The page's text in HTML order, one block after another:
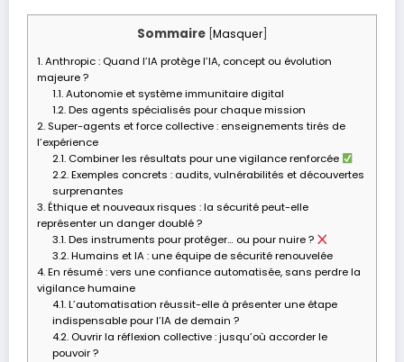
Sommaire Masquer]
1.Anthropic : Quand l’IA protège l’IA, concept ou évolution
majeure ?
1.1.Autonomie et système immunitaire digital
1.2.Des agents spécialisés pour chaque mission
2. Super-agents et force collective : enseignements tirés de
l’expérience
2.1. Combiner les résultats pour une vigilance renforcée
2.2.Exemples concrets : audits, vulnérabilités et découvertes
surprenantes
3.Éthique et nouveaux risques : la sécurité peut-elle
représenter un danger doublé ?
3.1.Des instruments pour protéger… ou pour nuire ?
3.2.Humains et IA : une équipe de sécurité renouvelée
4.En résumé : vers une confiance automatisée, sans perdre la
vigilance humaine
4.1.L’automatisation réussit-elle à présenter une étape
indispensable pour l’IA de demain ?
4.2. Ouvrir la réflexion collective : jusqu’où accorder le
pouvoir ?